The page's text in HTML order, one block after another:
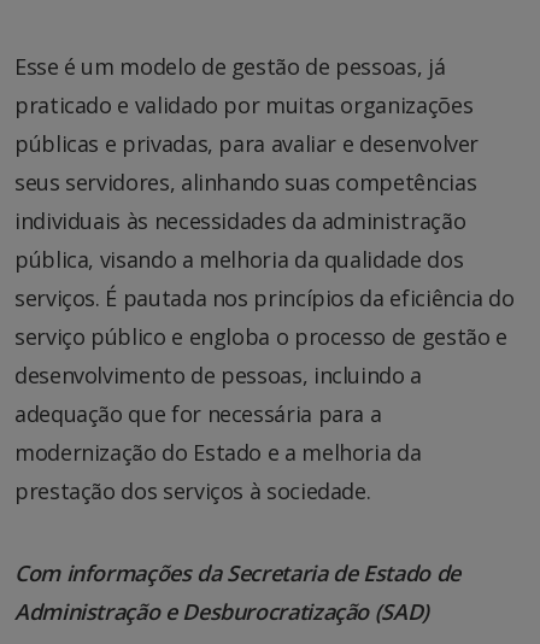
Esse é um modelo de gestão de pessoas, já
praticado e validado por muitas organizações
públicas e privadas, para avaliar e desenvolver
seus servidores, alinhando suas competências
individuais às necessidades da administração
pública, visando a melhoria da qualidade dos
serviços. É pautada nos princípios da eficiência do
serviço público e engloba o processo de gestão e
desenvolvimento de pessoas, incluindo a
adequação que for necessária para a
modernização do Estado e a melhoria da
prestação dos serviços à sociedade.
Com informações da Secretaria de Estado de
Administração e Desburocratização (SAD)